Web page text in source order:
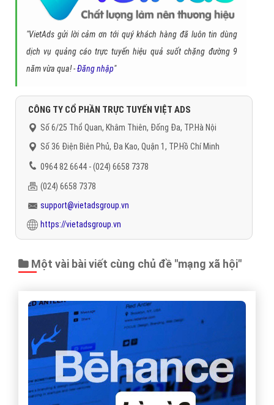
"VietAds gửi lời cảm ơn tới quý khách hàng đã luôn tin dùng
dịch vụ quảng cáo trực tuyến hiệu quả suốt chặng đường 9
năm vừa qua! -Đăng nhập"
CÔNG TY CỔ PHẦN TRỰC TUYẾN VIỆT ADS
Số 6/25 Thổ Quan, Khâm Thiên, Đống Đa, TP.Hà Nội
Số 36 Điện Biên Phủ, Đa Kao, Quận 1, TP.Hồ Chí Minh
0964 82 6644 - (024) 6658 7378
(024) 6658 7378
support@vietadsgroup.vn
https://vietadsgroup.vn
Một vài bài viết cùng chủ đề "mạng xã hội"